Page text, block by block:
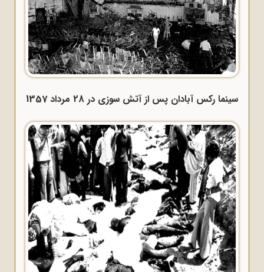
سینما رکس آبادان پس از آتش سوزی در 28 مرداد 1357